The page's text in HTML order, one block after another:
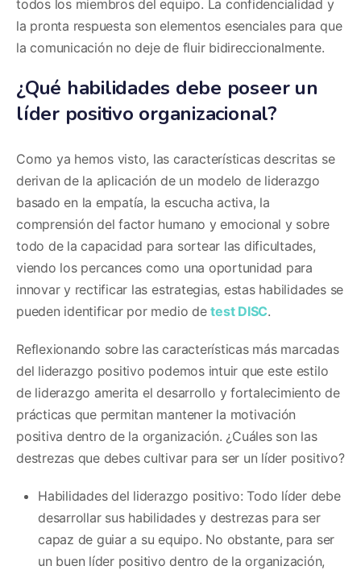
todos los miembros del equipo. La confidencialidad y
la pronta respuesta son elementos esenciales para que
la comunicación no deje de fluir bidireccionalmente.
¿Qué habilidades debe poseer un
líder positivo organizacional?
Como ya hemos visto, las características descritas se
derivan de la aplicación de un modelo de liderazgo
basado en la empatía, la escucha activa, la
comprensión del factor humano y emocional y sobre
todo de la capacidad para sortear las dificultades,
viendo los percances como una oportunidad para
innovar y rectificar las estrategias, estas habilidades se
pueden identificar por medio detest DISC.
Reflexionando sobre las características más marcadas
del liderazgo positivo podemos intuir que este estilo
de liderazgo amerita el desarrollo y fortalecimiento de
prácticas que permitan mantener la motivación
positiva dentro de la organización. ¿Cuáles son las
destrezas que debes cultivar para ser un líder positivo?
Habilidades del liderazgo positivo: Todo líder debe
desarrollar sus habilidades y destrezas para ser
capaz de guiar a su equipo. No obstante, para ser
un buen líder positivo dentro de la organización,